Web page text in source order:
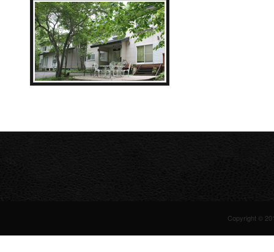
Copyright ©